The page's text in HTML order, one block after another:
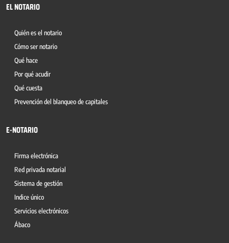
EL NOTARIO
Quién es el notario
Cómo ser notario
Qué hace
Por qué acudir
Qué cuesta
Prevención del blanqueo de capitales
E-NOTARIO
Firma electrónica
Red privada notarial
Sistema de gestión
Indice único
Servicios electrónicos
Ábaco